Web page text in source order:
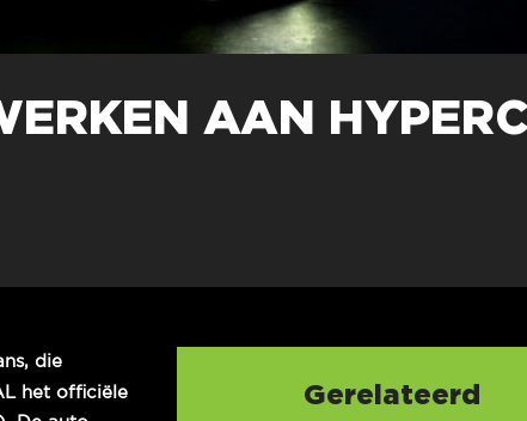
AAN
die
het officiële
Gerelateerd